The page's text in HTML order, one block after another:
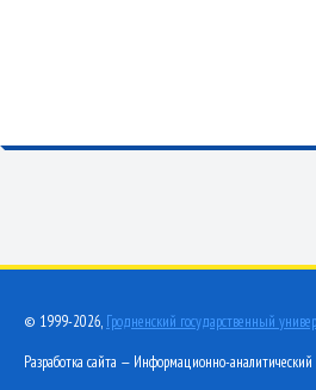
© 1999-2026, Гродненский государственный
Разработка сайта — Информационно-